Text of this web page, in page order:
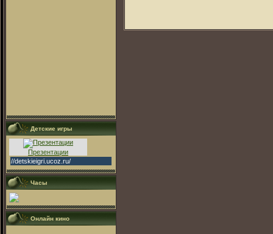
Детские игры
Презентации
//detskieigri.ucoz.ru/
Часы
Онлайн кино